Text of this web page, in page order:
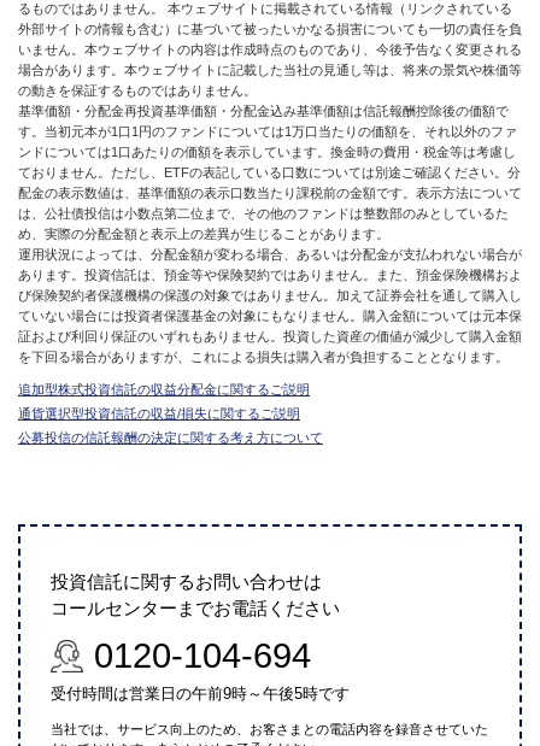
るものではありません。 本ウェブサイトに掲載されている情報（リンクされている
外部サイトの情報も含む）に基づいて被ったいかなる損害についても一切の責任を負
いません。本ウェブサイトの内容は作成時点のものであり、今後予告なく変更される
場合があります。本ウェブサイトに記載した当社の見通し等は、将来の景気や株価等
の動きを保証するものではありません。
基準価額・分配金再投資基準価額・分配金込み基準価額は信託報酬控除後の価額で
す。当初元本が1口1円のファンドについては1万口当たりの価額を、それ以外のファ
ンドについては1口あたりの価額を表示しています。換金時の費用・税金等は考慮し
ておりません。ただし、ETFの表記している口数については別途ご確認ください。分
配金の表示数値は、基準価額の表示口数当たり課税前の金額です。表示方法について
は、公社債投信は小数点第二位まで、その他のファンドは整数部のみとしているた
め、実際の分配金額と表示上の差異が生じることがあります。
運用状況によっては、分配金額が変わる場合、あるいは分配金が支払われない場合が
あります。投資信託は、預金等や保険契約ではありません。また、預金保険機構およ
び保険契約者保護機構の保護の対象ではありません。加えて証券会社を通して購入し
ていない場合には投資者保護基金の対象にもなりません。購入金額については元本保
証および利回り保証のいずれもありません。投資した資産の価値が減少して購入金額
を下回る場合がありますが、これによる損失は購入者が負担することとなります。
追加型株式投資信託の収益分配金に関するご説明
通貨選択型投資信託の収益/損失に関するご説明
公募投信の信託報酬の決定に関する考え方について
投資信託に関するお問い合わせは
コールセンターまでお電話ください
0120-104-694
受付時間は営業日の午前9時～午後5時です
当社では、サービス向上のため、お客さまとの電話内容を録音させていた